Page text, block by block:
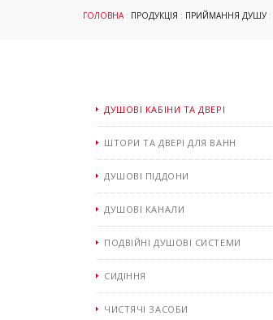
ГОЛОВНА: ПРОДУКЦІЯ : ПРИЙМАННЯ ДУШУ :
ДУШОВІ КАБІНИ ТА ДВЕРІ
ШТОРИ ТА ДВЕРІ ДЛЯ ВАНН
ДУШОВІ ПІДДОНИ
ДУШОВІ КАНАЛИ
ПОДВІЙНІ ДУШОВІ СИСТЕМИ
СИДІННЯ
ЧИСТЯЧІ ЗАСОБИ